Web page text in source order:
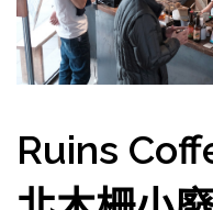
Ruins